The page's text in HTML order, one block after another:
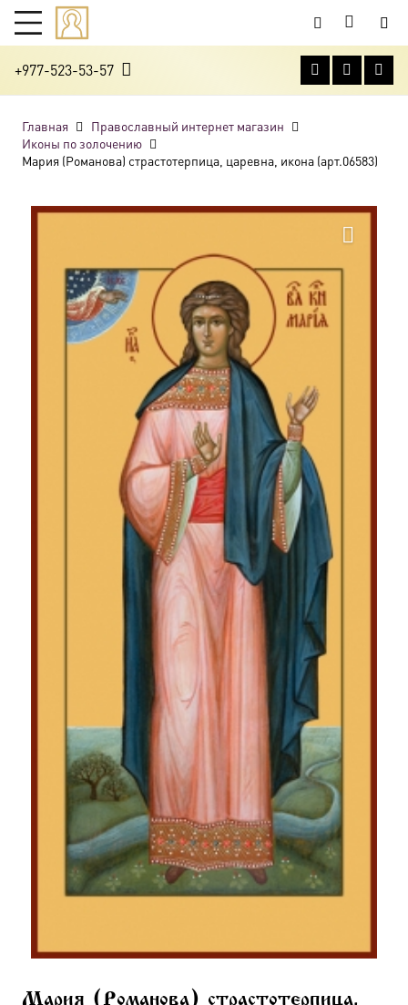
+977-523-53-57
Главная
Православный интернет магазин
Иконы по золочению
Мария (Романова) страстотерпица, царевна, икона (арт.06583)
Мария (Романова) страстотерпица,